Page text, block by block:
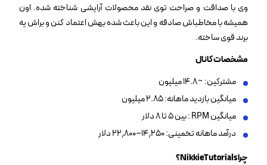
وی با صداقت و صراحت توی نقد محصولات آرایشی شناخته شده. اون
همیشه با مخاطباش صادقه و این باعث شده بهش اعتماد کنن و براش یه
برند قوی ساخته.
مشخصات کانال
مشترکین: ~۱۴.۸ میلیون
میانگین بازدید ماهانه: ۲.۸۵ میلیون
میانگین RPM : بین ۵ تا ۸ دلار
درآمد ماهانه تخمینی: ۱۴٫۲۵۰–۲۲٫۸۰۰ دلار
چرا
؟